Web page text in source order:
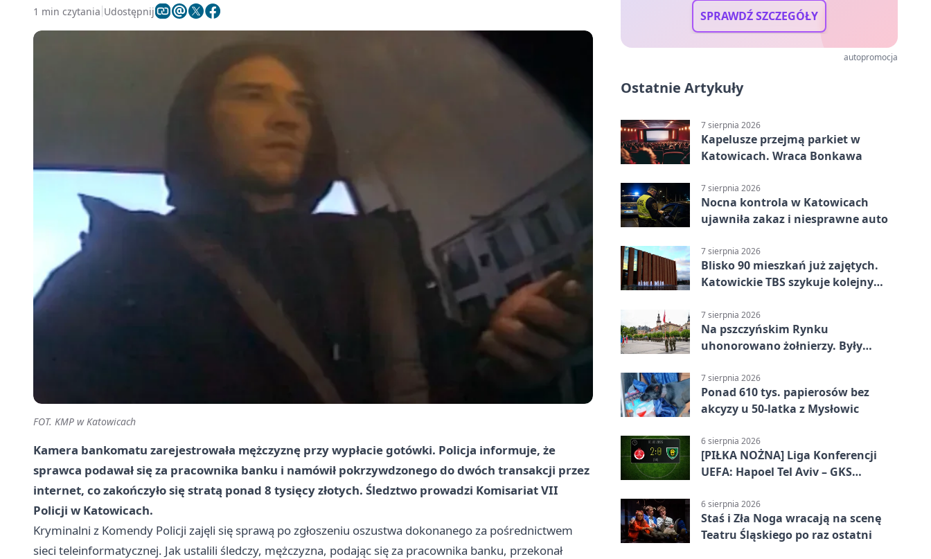
1 min czytania Udostępnij
FOT. KMP w Katowicach
Kamera bankomatu zarejestrowała mężczyznę przy wypłacie gotówki. Policja informuje, że
sprawca podawał się za pracownika banku i namówił pokrzywdzonego do dwóch transakcji przez
internet, co zakończyło się stratą ponad 8 tysięcy złotych. Śledztwo prowadzi Komisariat VII
Policji w Katowicach.
Kryminalni z Komendy Policji zajęli się sprawą po zgłoszeniu oszustwa dokonanego za pośrednictwem
sieci teleinformatycznej. Jak ustalili śledczy, mężczyzna, podając się za pracownika banku, przekonał
SPRAWDŹ SZCZEGÓŁY
autopromocja
Ostatnie Artykuły
7 sierpnia 2026
Kapelusze przejmą parkiet w
Katowicach. Wraca Bonkawa
7 sierpnia 2026
Nocna kontrola w Katowicach
ujawniła zakaz i niesprawne auto
7 sierpnia 2026
Blisko 90 mieszkań już zajętych.
Katowickie TBS szykuje kolejny
7 sierpnia 2026
Na pszczyńskim Rynku
uhonorowano żołnierzy. Były
7 sierpnia 2026
Ponad 610 tys. papierosów bez
akcyzy u 50-latka z Mysłowic
6 sierpnia 2026
[PIŁKA NOŻNA] Liga Konferencji
UEFA: Hapoel Tel Aviv – GKS
rundy kwalifikacyjnej
6 sierpnia 2026
Staś i Zła Noga wracają na scenę
Teatru Śląskiego po raz ostatni